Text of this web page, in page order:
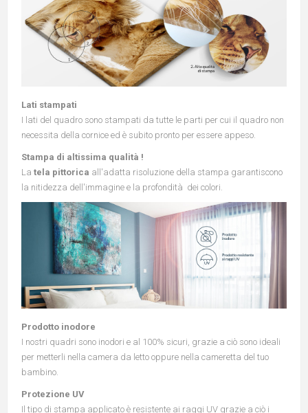
Lati stampati
I lati del quadro sono stampati da tutte le parti per cui il quadro non
necessita della cornice ed è subito pronto per essere appeso.
Stampa di altissima qualità !
La tela pittorica all'adatta risoluzione della stampa garantiscono
la nitidezza dell'immagine e la profondità dei colori.
Prodotto inodore
I nostri quadri sono inodori e al 100% sicuri, grazie a ciò sono ideali
per metterli nella camera da letto oppure nella cameretta del tuo
bambino.
Protezione UV
Il tipo di stampa applicato è resistente ai raggi UV grazie a ciò i